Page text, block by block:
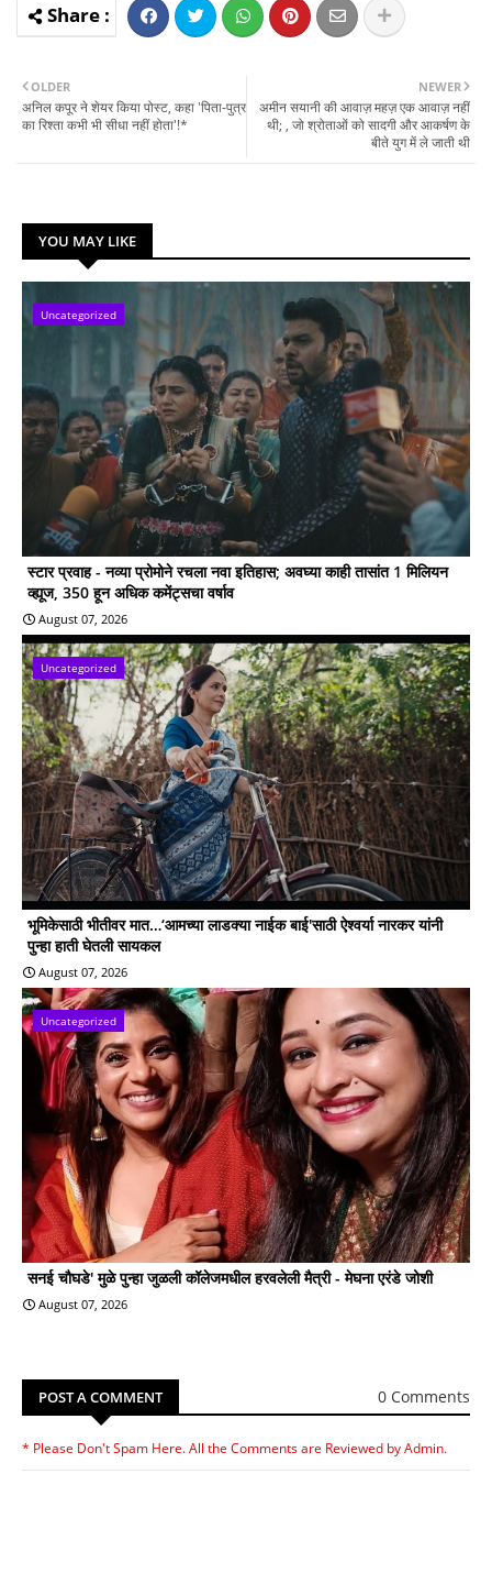
NEWER
अमीन सयानी की आवाज़ महज़ एक आवाज़ नहीं
थी; , जो श्रोताओं को सादगी और आकर्षण के
बीते युग में ले जाती थी
OLDER
अनिल कपूर ने शेयर किया पोस्ट, कहा 'पिता-पुत्र
का रिश्ता कभी भी सीधा नहीं होता'!*
YOU MAY LIKE
Uncategorized
स्टार प्रवाह - नव्या प्रोमोने रचला नवा इतिहास; अवघ्या काही तासांत 1 मिलियन
व्ह्यूज, 350 हून अधिक कमेंट्सचा वर्षाव
August 07, 2026
Uncategorized
भूमिकेसाठी भीतीवर मात…‘आमच्या लाडक्या नाईक बाई'साठी ऐश्वर्या नारकर यांनी
पुन्हा हाती घेतली सायकल
August 07, 2026
Uncategorized
सनई चौघडे' मुळे पुन्हा जुळली कॉलेजमधील हरवलेली मैत्री - मेघना एरंडे जोशी
August 07, 2026
POST A COMMENT 0 Comments
* Please Don't Spam Here. All the Comments are Reviewed by Admin.